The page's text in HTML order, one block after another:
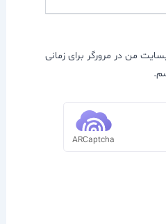
من در مرورگر برای زمانی
ARCaptcha